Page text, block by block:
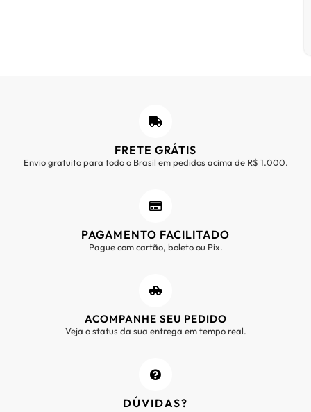
FRETE GRÁTIS
Envio gratuito para todo o Brasil em pedidos acima de R$ 1.000.
PAGAMENTO FACILITADO
Pague com cartão, boleto ou Pix.
ACOMPANHE SEU PEDIDO
Veja o status da sua entrega em tempo real.
DÚVIDAS?